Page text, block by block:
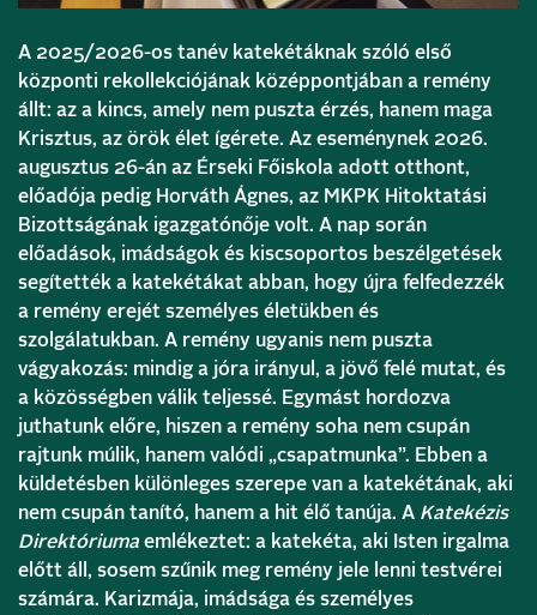
A 2025/2026-os tanév katekétáknak szóló első
központi rekollekciójának középpontjában a remény
állt: az a kincs, amely nem puszta érzés, hanem maga
Krisztus, az örök élet ígérete. Az eseménynek 2026.
augusztus 26-án az Érseki Főiskola adott otthont,
előadója pedig Horváth Ágnes, az MKPK Hitoktatási
Bizottságának igazgatónője volt. A nap során
előadások, imádságok és kiscsoportos beszélgetések
segítették a katekétákat abban, hogy újra felfedezzék
a remény erejét személyes életükben és
szolgálatukban. A remény ugyanis nem puszta
vágyakozás: mindig a jóra irányul, a jövő felé mutat, és
a közösségben válik teljessé. Egymást hordozva
juthatunk előre, hiszen a remény soha nem csupán
rajtunk múlik, hanem valódi „csapatmunka”. Ebben a
küldetésben különleges szerepe van a katekétának, aki
nem csupán tanító, hanem a hit élő tanúja. A Katekézis
Direktóriuma emlékeztet: a katekéta, aki Isten irgalma
előtt áll, sosem szűnik meg remény jele lenni testvérei
számára. Karizmája, imádsága és személyes